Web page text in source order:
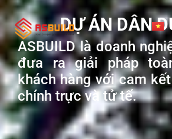
DỰ ÁN DÂN
ASBUILD là doanh
đưa ra giải pháp
khách hàng với cam
chính trực và tử tế.